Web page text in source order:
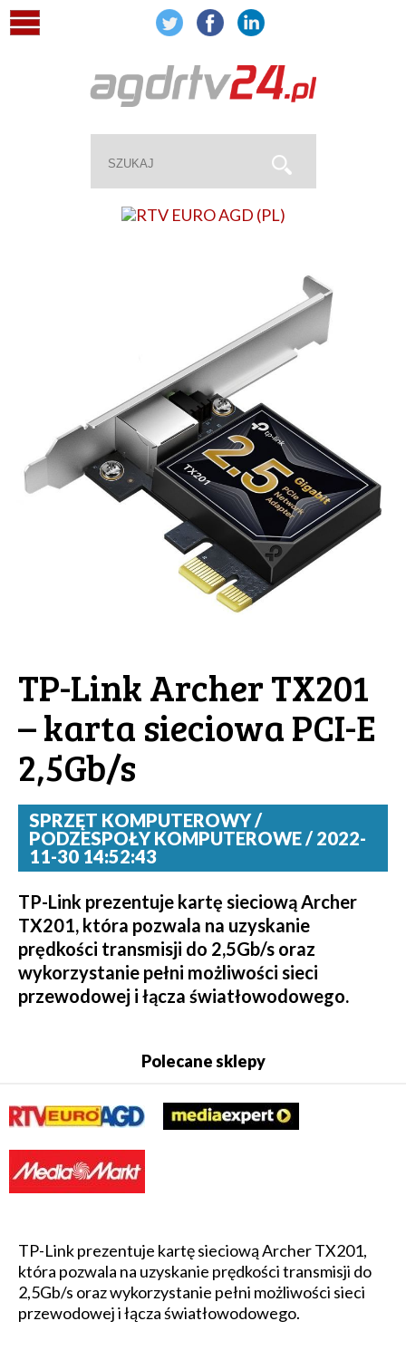
TP-Link Archer TX201
– karta sieciowa PCI-E
2,5Gb/s
SPRZĘT KOMPUTEROWY /
PODZESPOŁY KOMPUTEROWE / 2022-
11-30 14:52:43
TP-Link prezentuje kartę sieciową Archer
TX201, która pozwala na uzyskanie
prędkości transmisji do 2,5Gb/s oraz
wykorzystanie pełni możliwości sieci
przewodowej i łącza światłowodowego.
Polecane sklepy
TP-Link prezentuje kartę sieciową Archer TX201,
która pozwala na uzyskanie prędkości transmisji do
2,5Gb/s oraz wykorzystanie pełni możliwości sieci
przewodowej i łącza światłowodowego.